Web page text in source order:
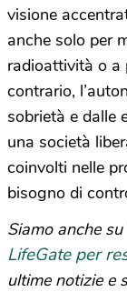
visione
anche solo per
radioattività o a
contrario,
sobrietà e dalle
una società
coinvolti nelle
bisogno di
Siamo anche
LifeGate per
ultime notizie e